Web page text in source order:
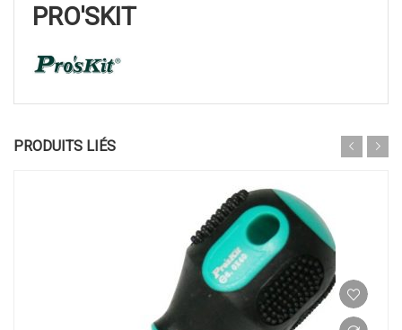
PRO'SKIT
PRODUITS LIÉS